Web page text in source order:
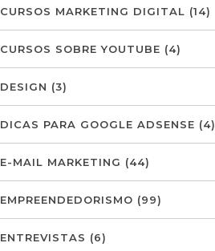
CURSOS MARKETING DIGITAL (14)
CURSOS SOBRE YOUTUBE (4)
DESIGN (3)
DICAS PARA GOOGLE ADSENSE (4)
E-MAIL MARKETING (44)
EMPREENDEDORISMO (99)
ENTREVISTAS (6)